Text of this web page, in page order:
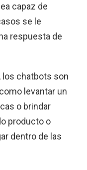
capaz de
se le
respuesta de
los chatbots son
levantar un
o brindar
producto o
dentro de las